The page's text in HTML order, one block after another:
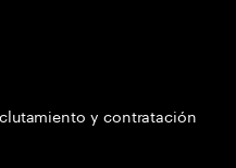
y contratación